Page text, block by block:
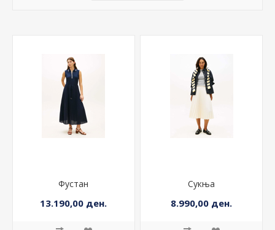
Фустан
13.190,00 ден.
Сукња
8.990,00 ден.